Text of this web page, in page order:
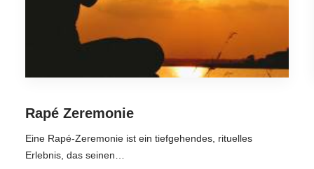
Rapé Zeremonie
Eine Rapé-Zeremonie ist ein tiefgehendes, rituelles
Erlebnis, das seinen…